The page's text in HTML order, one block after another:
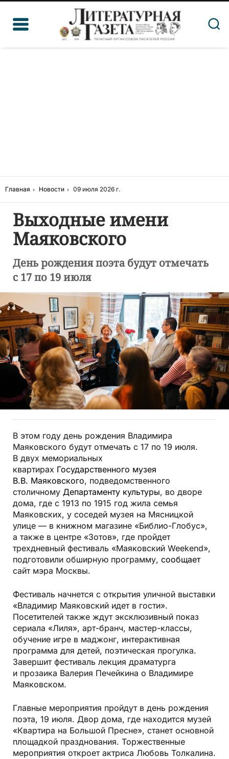
Главная Новости 09 июля 2026 г.
Выходные имени
Маяковского
День рождения поэта будут отмечать
с 17 по 19 июля
В этом году день рождения Владимира
Маяковского будут отмечать с 17 по 19 июля.
В двух мемориальных
квартирах Государственного музея
В.В. Маяковского, подведомственного
столичному Департаменту культуры, во дворе
дома, где с 1913 по 1915 год жила семья
Маяковских, у соседей музея на Мясницкой
улице — в книжном магазине «Библио-Глобус»,
а также в центре «Зотов», где пройдет
трехдневный фестиваль «Маяковский Weekend»,
подготовили обширную программу, сообщает
сайт мэра Москвы.
Фестиваль начнется с открытия уличной выставки
«Владимир Маяковский идет в гости».
Посетителей также ждут эксклюзивный показ
сериала «Лиля», арт-бранч, мастер-классы,
обучение игре в маджонг, интерактивная
программа для детей, поэтическая прогулка.
Завершит фестиваль лекция драматурга
и прозаика Валерия Печейкина о Владимире
Маяковском.
Главные мероприятия пройдут в день рождения
поэта, 19 июля. Двор дома, где находится музей
«Квартира на Большой Пресне», станет основной
площадкой празднования. Торжественные
мероприятия откроет актриса Любовь Толкалина.